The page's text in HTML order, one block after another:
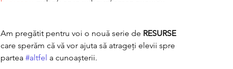
Am pregătit pentru voi o nouă serie de RESURSE
care sperăm că vă vor ajuta să atrageți elevii spre
partea #altfel a cunoașterii.